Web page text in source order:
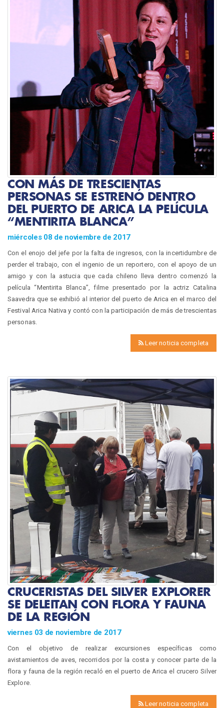
CON MÁS DE TRESCIENTAS
PERSONAS SE ESTRENÓ DENTRO
DEL PUERTO DE ARICA LA PELÍCULA
“MENTIRITA BLANCA”
miércoles 08 de noviembre de 2017
Con el enojo del jefe por la falta de ingresos, con la incertidumbre de
perder el trabajo, con el ingenio de un reportero, con el apoyo de un
amigo y con la astucia que cada chileno lleva dentro comenzó la
película “Mentirita Blanca”, filme presentado por la actriz Catalina
Saavedra que se exhibió al interior del puerto de Arica en el marco del
Festival Arica Nativa y contó con la participación de más de trescientas
personas.
Leer noticia completa
CRUCERISTAS DEL SILVER EXPLORER
SE DELEITAN CON FLORA Y FAUNA
DE LA REGIÓN
viernes 03 de noviembre de 2017
Con el objetivo de realizar excursiones específicas como
avistamientos de aves, recorridos por la costa y conocer parte de la
flora y fauna de la región recaló en el puerto de Arica el crucero Silver
Explore.
Leer noticia completa